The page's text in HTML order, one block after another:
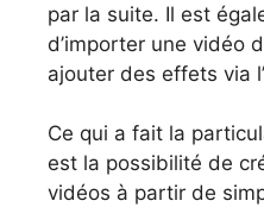
par la suite. Il est
d’importer une vidéo
ajouter des effets via
Ce qui a fait la
est la possibilité de
vidéos à partir de